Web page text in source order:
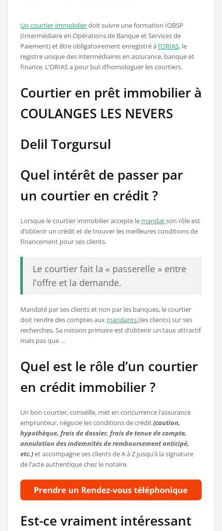
Un courtier immobilierdoit suivre une formation IOBSP
(Intermédiaire en Opérations de Banque et Services de
Paiement) et être obligatoirement enregistré à l’ORIAS, le
registre unique des intermédiaires en assurance, banque et
finance. L’ORIAS a pour but d’homologuer les courtiers.
Courtier en prêt immobilier à
COULANGES LES NEVERS
Delil Torgursul
Quel intérêt de passer par
un courtier en crédit ?
Lorsque le courtier immobilier accepte le mandatson rôle est
d’obtenir un crédit et de trouver les meilleures conditions de
financement pour ses clients.
Le courtier fait la « passerelle » entre
l’offre et la demande.
Mandaté par ses clients et non par les banques, le courtier
doit rendre des comptes aux mandants(les clients) sur ses
recherches. Sa mission primaire est d’obtenir un taux attractif
mais pas que …
Quel est le rôle d’un courtier
en crédit immobilier ?
Un bon courtier, conseille, met en concurrence l’assurance
emprunteur, négocie les conditions de crédit(caution,
hypothèque, frais de dossier, frais de tenue de compte,
annulation des indemnités de remboursement anticipé,
etc.)et accompagne ses clients de A à Z jusqu’à la signature
de l’acte authentique chez le notaire.
Est-ce vraiment intéressant